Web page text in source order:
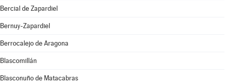
Bercial de Zapardiel
Bernuy-Zapardiel
Berrocalejo de Aragona
Blascomillán
Blasconuño de Matacabras